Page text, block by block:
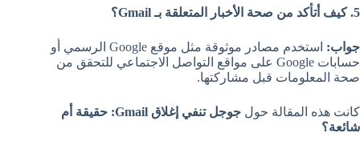
5. كيف أتأكد من صحة الأخبار المتعلقة بـ Gmail؟
جواب:
استخدم مصادر موثوقة مثل موقع Google الرسمي أو
حسابات Google على مواقع التواصل الاجتماعي للتحقق من
صحة المعلومات قبل مشاركتها.
كانت هذه المقالة حول
جوجل تنفي إغلاق Gmail: حقيقة أم
شائعة؟